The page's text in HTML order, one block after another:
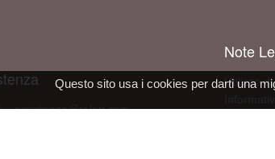
Questo sito usa i cookies per darti una
assistenza@raleri.com
Note
Utilizzo